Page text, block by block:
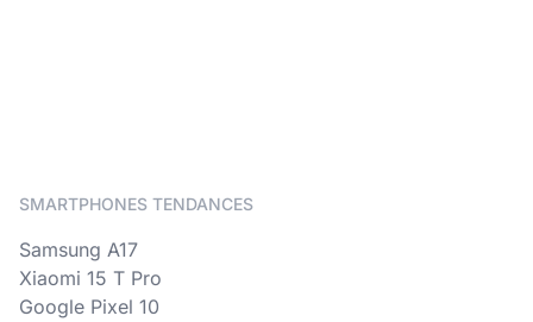
SMARTPHONES TENDANCES
Samsung A17
Xiaomi 15 T Pro
Google Pixel 10